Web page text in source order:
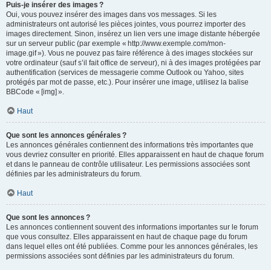
Puis-je insérer des images ?
Oui, vous pouvez insérer des images dans vos messages. Si les
administrateurs ont autorisé les pièces jointes, vous pourrez importer des
images directement. Sinon, insérez un lien vers une image distante hébergée
sur un serveur public (par exemple « http://www.exemple.com/mon-
image.gif »). Vous ne pouvez pas faire référence à des images stockées sur
votre ordinateur (sauf s’il fait office de serveur), ni à des images protégées par
authentification (services de messagerie comme Outlook ou Yahoo, sites
protégés par mot de passe, etc.). Pour insérer une image, utilisez la balise
BBCode « [img] ».
Haut
Que sont les annonces générales ?
Les annonces générales contiennent des informations très importantes que
vous devriez consulter en priorité. Elles apparaissent en haut de chaque forum
et dans le panneau de contrôle utilisateur. Les permissions associées sont
définies par les administrateurs du forum.
Haut
Que sont les annonces ?
Les annonces contiennent souvent des informations importantes sur le forum
que vous consultez. Elles apparaissent en haut de chaque page du forum
dans lequel elles ont été publiées. Comme pour les annonces générales, les
permissions associées sont définies par les administrateurs du forum.